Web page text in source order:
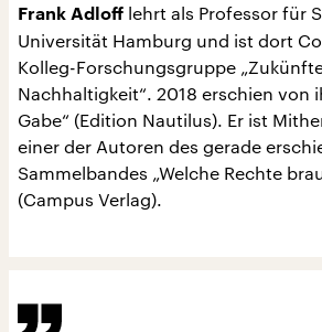
Frank Adloff lehrt als Professor für
Universität Hamburg und ist dort
Kolleg-Forschungsgruppe
Nachhaltigkeit“. 2018 erschien von
Gabe“ (Edition Nautilus). Er ist
einer der Autoren des gerade
Sammelbandes „Welche Rechte
(Campus Verlag).